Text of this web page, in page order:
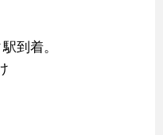
到着。